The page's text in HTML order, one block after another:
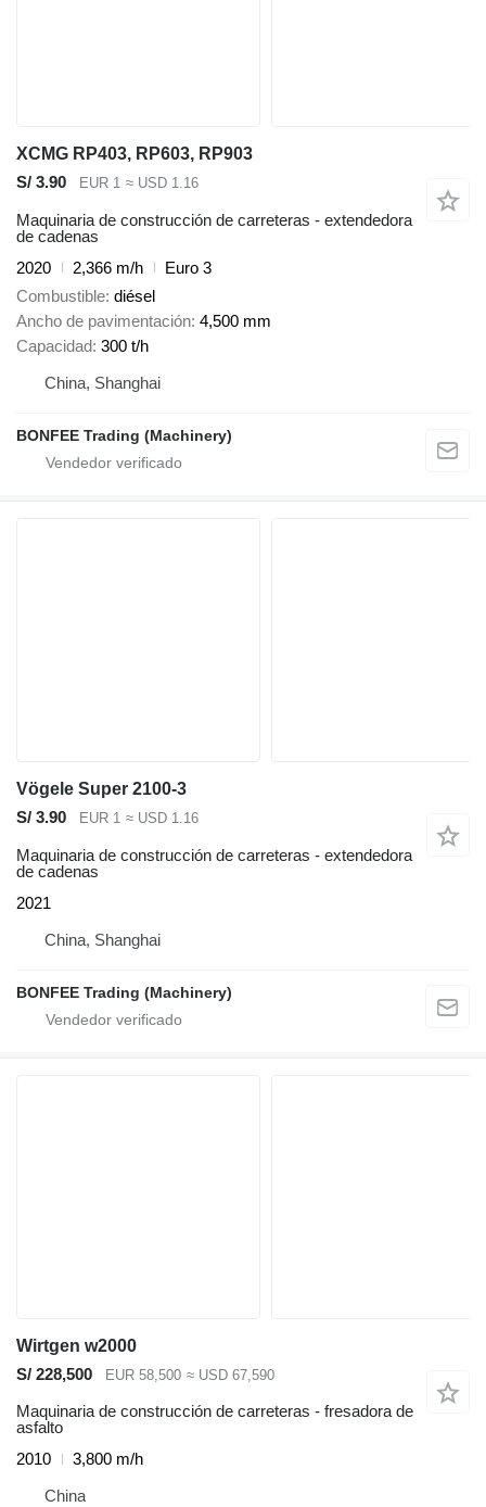
XCMG RP403, RP603, RP903
S/ 3.90
EUR 1 ≈ USD 1.16
Maquinaria de construcción de carreteras - extendedora
de cadenas
2020
2,366 m/h
Euro 3
Combustible diésel
Ancho de pavimentación 4,500 mm
Capacidad 300 t/h
China, Shanghai
BONFEE Trading (Machinery)
Vögele Super 2100-3
S/ 3.90
EUR 1 ≈ USD 1.16
Maquinaria de construcción de carreteras - extendedora
de cadenas
2021
China, Shanghai
BONFEE Trading (Machinery)
Wirtgen w2000
S/ 228,500
EUR 58,500 ≈ USD 67,590
Maquinaria de construcción de carreteras - fresadora de
asfalto
2010
3,800 m/h
China